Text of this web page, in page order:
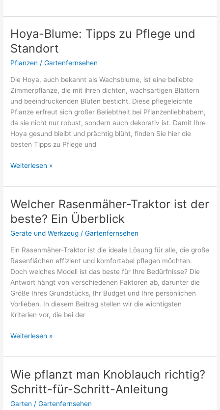
Welche
ist
ideal?
Hoya-Blume: Tipps zu Pflege und
Standort
Pflanzen /Gartenfernsehen
Die Hoya, auch bekannt als Wachsblume, ist eine beliebte
Zimmerpflanze, die mit ihren dichten, wachsartigen Blättern
und beeindruckenden Blüten besticht. Diese pflegeleichte
Pflanze erfreut sich großer Beliebtheit bei Pflanzenliebhabern,
da sie nicht nur robust, sondern auch dekorativ ist. Damit Ihre
Hoya gesund bleibt und prächtig blüht, finden Sie hier die
besten Tipps zu Pflege und
Hoya-
Tipps
Pflege
und
Standort
Weiterlesen »
Welcher Rasenmäher-Traktor ist der
beste? Ein Überblick
Geräte und Werkzeug /Gartenfernsehen
Ein Rasenmäher-Traktor ist die ideale Lösung für alle, die große
Rasenflächen effizient und komfortabel pflegen möchten.
Doch welches Modell ist das beste für Ihre Bedürfnisse? Die
Antwort hängt von verschiedenen Faktoren ab, darunter die
Größe Ihres Grundstücks, Ihr Budget und Ihre persönlichen
Vorlieben. In diesem Beitrag stellen wir die wichtigsten
Kriterien vor, die bei der
Welcher
Traktor
der
beste?
Ein
Weiterlesen »
Wie pflanzt man Knoblauch richtig?
Schritt-für-Schritt-Anleitung
Garten /Gartenfernsehen